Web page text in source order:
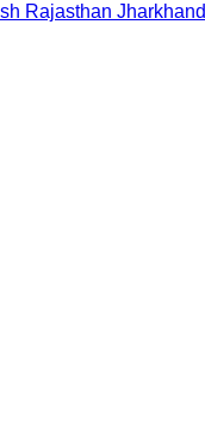
Rajasthan Jharkhand